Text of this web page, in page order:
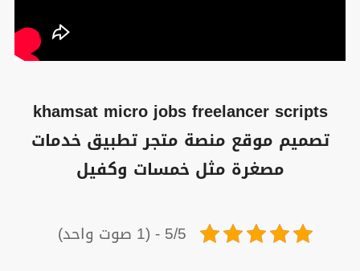
khamsat micro jobs freelancer scripts
تصميم موقع منصة متجر تطبيق خدمات
مصغرة مثل خمسات وكفيل
5/5 - (1 صوت واحد)